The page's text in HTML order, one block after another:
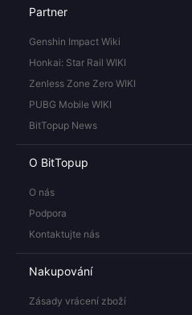
Partner
Genshin Impact Wiki
Honkai: Star Rail WIKI
Zenless Zone Zero WIKI
PUBG Mobile WIKI
BitTopup News
O BitTopup
O nás
Podpora
Kontaktujte nás
Nakupování
Zásady vrácení zboží